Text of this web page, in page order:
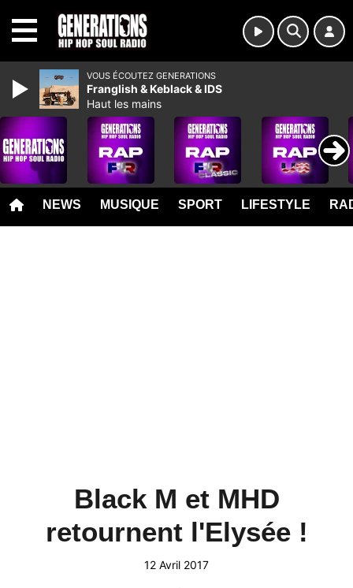
NEWS MUSIQUE SPORT LIFESTYLE
Black M et MHD
retournent l'Elysée !
12 Avril 2017
VOUS ÉCOUTEZ GENERATIONS
Franglish & Keblack & IDS
Haut les mains